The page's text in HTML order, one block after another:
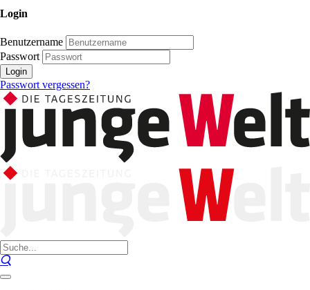
Login
Benutzername
Passwort
Login
Passwort vergessen?